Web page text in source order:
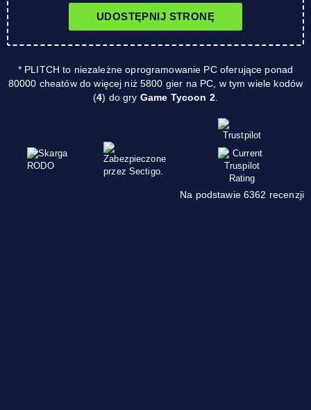
UDOSTĘPNIJ STRONĘ
* PLITCH to niezależne oprogramowanie PC oferujące ponad
80000 cheatów do więcej niż 5800 gier na PC, w tym wiele kodów
(4) do gry Game Tycoon 2.
Na podstawie 6362 recenzji